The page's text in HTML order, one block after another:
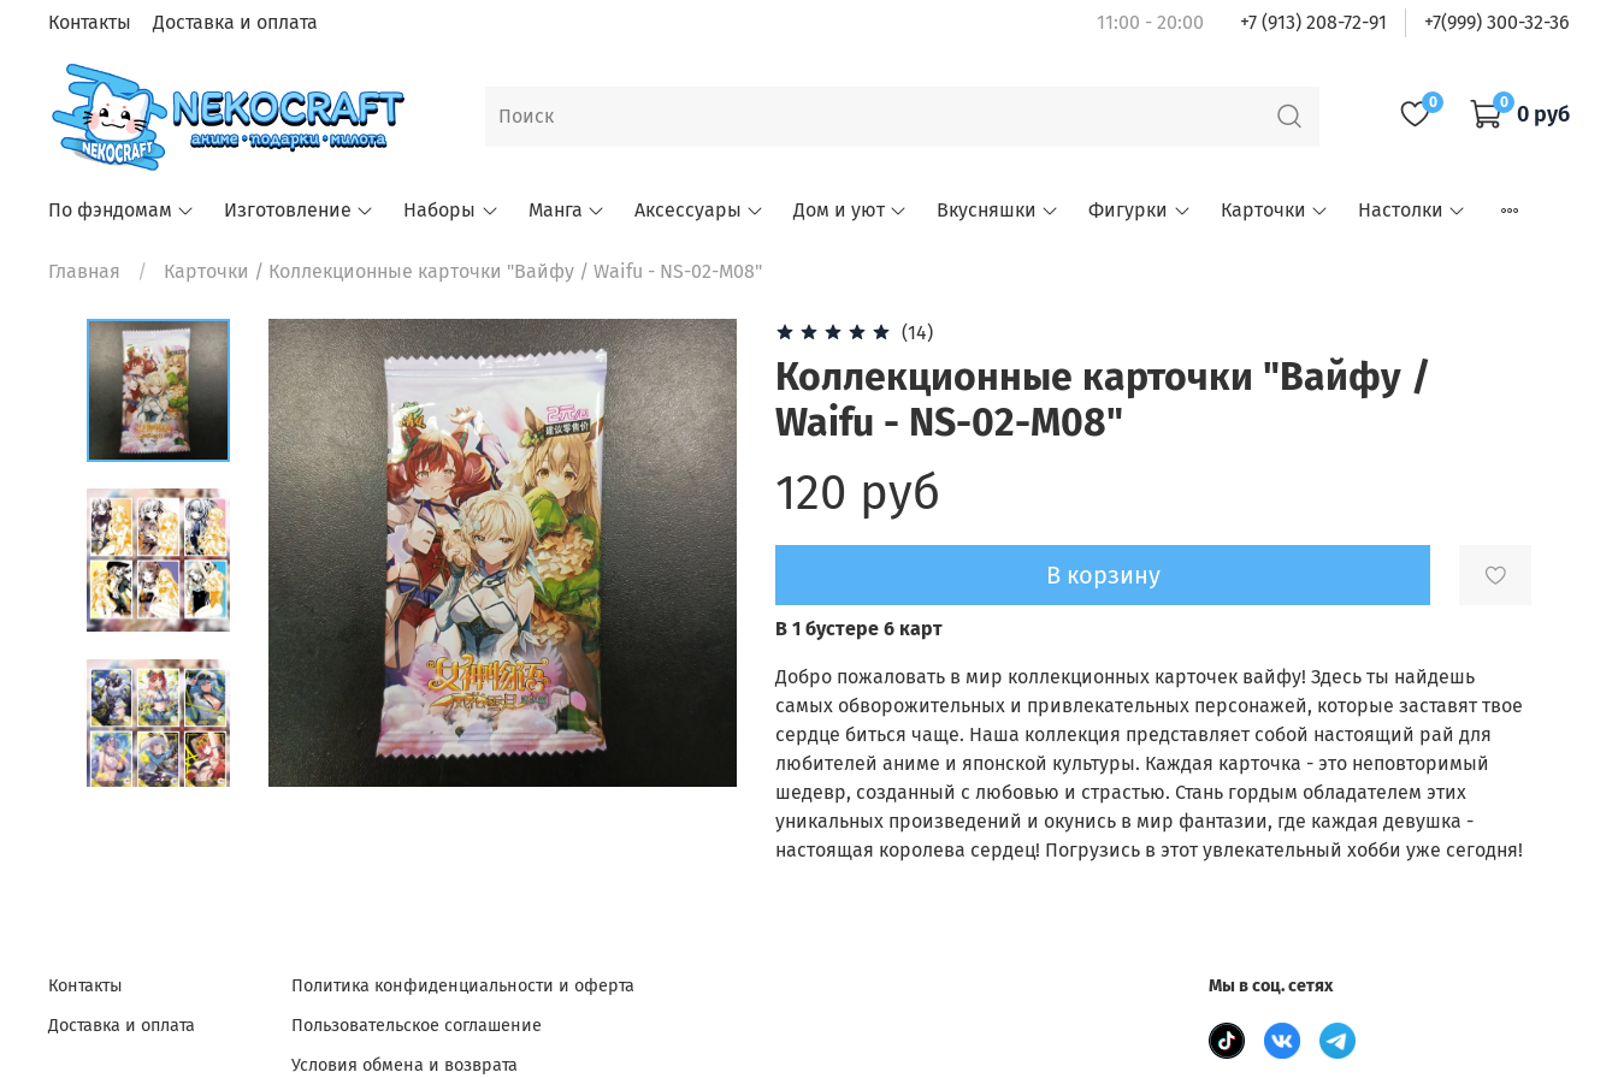
Контакты Доставка и оплата 11:00 - 20:00 +7 (913) 208-72-91 +7(999) 300-32-36
0 0 0 руб
По фэндомам Изготовление Наборы Манга Аксессуары Дом и уют Вкусняшки Фигурки Карточки Настолки
Главная Карточки / Коллекционные карточки "Вайфу / Waifu - NS-02-M08"
(14)
Коллекционные карточки "Вайфу /
Waifu - NS-02-M08"
120 руб
В корзину
В 1 бустере 6 карт
Добро пожаловать в мир коллекционных карточек вайфу! Здесь ты найдешь
самых обворожительных и привлекательных персонажей, которые заставят твое
сердце биться чаще. Наша коллекция представляет собой настоящий рай для
любителей аниме и японской культуры. Каждая карточка - это неповторимый
шедевр, созданный с любовью и страстью. Стань гордым обладателем этих
уникальных произведений и окунись в мир фантазии, где каждая девушка -
настоящая королева сердец! Погрузись в этот увлекательный хобби уже сегодня!
Контакты
Доставка и оплата
Политика конфиденциальности и оферта
Пользовательское соглашение
Условия обмена и возврата
Мы в соц. сетях